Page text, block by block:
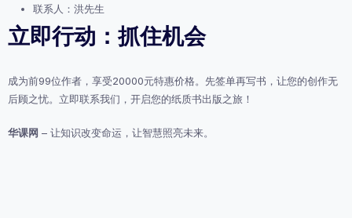
联系人：洪先生
立即行动：抓住机会
成为前99位作者，享受20000元特惠价格。先签单再写书，让您的创作无
后顾之忧。立即联系我们，开启您的纸质书出版之旅！
华课网 – 让知识改变命运，让智慧照亮未来。